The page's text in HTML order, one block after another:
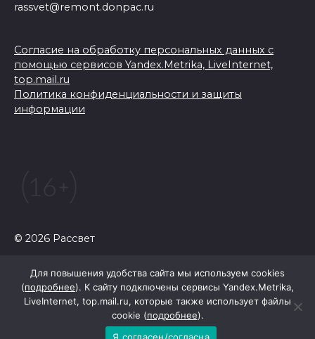
rassvet@remont.donpac.ru
Согласие на обработку персональных данных с
помощью сервисов Yandex.Metrika, LiveInternet,
top.mail.ru
Политика конфиденциальности и защиты
информации
© 2026 Рассвет
Для повышения удобства сайта мы используем cookies
(подробнее). К сайту подключены сервисы Yandex.Metrika,
LiveInternet, top.mail.ru, которые также использует файлы
cookie (подробнее).
Я согласен/согласна